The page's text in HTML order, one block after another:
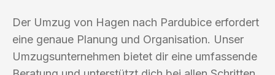
Der Umzug von Hagen nach Pardubice erfordert
eine genaue Planung und Organisation. Unser
Umzugsunternehmen bietet dir eine umfassende